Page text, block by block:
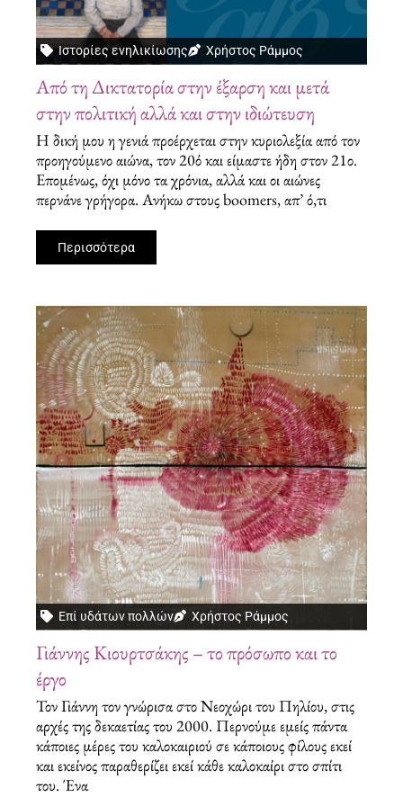
Ιστορίες ενηλικίωσης Χρήστος Ράμμος
Aπό τη Δικτατορία στην έξαρση και μετά
στην πολιτική αλλά και στην ιδιώτευση
Η δική μου η γενιά προέρχεται στην κυριολεξία από τον
προηγούμενο αιώνα, τον 20ό και είμαστε ήδη στον 21ο.
Επομένως, όχι μόνο τα χρόνια, αλλά και οι αιώνες
περνάνε γρήγορα. Ανήκω στους boomers, απ’ ό,τι
Περισσότερα
Επί υδάτων πολλών Χρήστος Ράμμος
Γιάννης Κιουρτσάκης – το πρόσωπο και το
έργο
Τον Γιάννη τον γνώρισα στο Νεοχώρι του Πηλίου, στις
αρχές της δεκαετίας του 2000. Περνούμε εμείς πάντα
κάποιες μέρες του καλοκαιριού σε κάποιους φίλους εκεί
και εκείνος παραθερίζει εκεί κάθε καλοκαίρι στο σπίτι
του. Ένα